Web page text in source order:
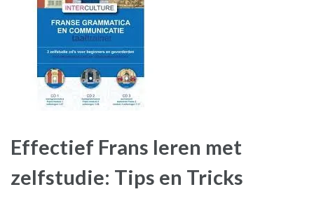
Effectief Frans leren met
zelfstudie: Tips en Tricks